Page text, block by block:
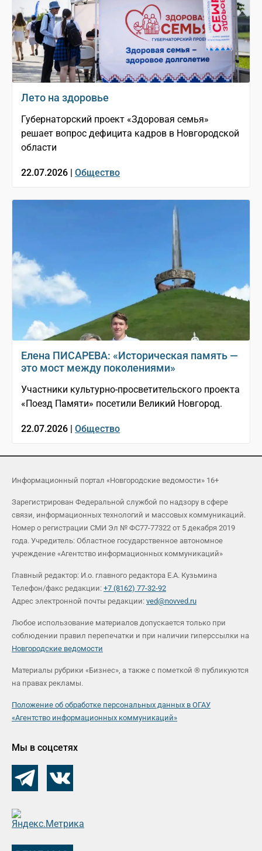
Лето на здоровье
Губернаторский проект «Здоровая семья»
решает вопрос дефицита кадров в Новгородской
области
22.07.2026 | Общество
Елена ПИСАРЕВА: «Историческая память —
это мост между поколениями»
Участники культурно-просветительского проекта
«Поезд Памяти» посетили Великий Новгород.
22.07.2026 | Общество
Информационный портал «Новгородские ведомости» 16+
Зарегистрирован Федеральной службой по надзору в сфере
связи, информационных технологий и массовых коммуникаций.
Номер о регистрации СМИ Эл № ФС77-77322 от 5 декабря 2019
года. Учредитель: Областное государственное автономное
учреждение «Агентство информационных коммуникаций»
Главный редактор: И.о. главного редактора Е.А. Кузьмина
Телефон/факс редакции: +7 (8162) 77-32-92
Адрес электронной почты редакции: ved@novved.ru
Любое использование материалов допускается только при
соблюдении правил перепечатки и при наличии гиперссылки на
Новгородские ведомости
Материалы рубрики «Бизнес», а также с пометкой ® публикуются
на правах рекламы.
Положение об обработке персональных данных в ОГАУ
«Агентство информационных коммуникаций»
Мы в соцсетях